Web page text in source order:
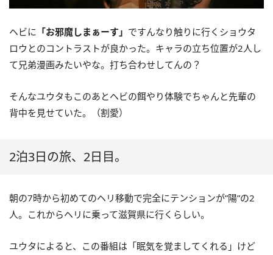
ヘビに 「お邪魔しまぁーす」 ですんなり触りに行くショウタ
ロウとのコントラストが良かった。キャラの立ち位置が2人し
て兄弟漫画みたいやな。打ち合わせしてんの？
そんなユウタもこのあとヘビの餌やり体験でちゃんと先輩の
背中を見せていた。（割愛）
2泊3日の旅、2日目。
朝の7時から初めてのヘリ移動で完全にテンションが”陽”の2
人。これからヘリに乗って滋賀県に行くらしい。
ユウタによると、この番組は「眠気を覚ましてくれる」けど